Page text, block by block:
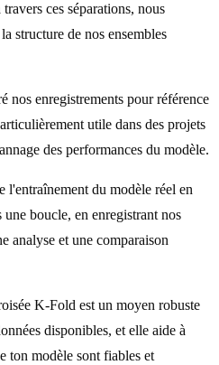
ces séparations, nous
structure de nos ensembles
nos enregistrements pour référence
utile dans des projets
des performances du modèle.
du modèle réel en
boucle, en enregistrant nos
analyse et une comparaison
K-Fold est un moyen robuste
disponibles, et elle aide à
ton modèle sont fiables et